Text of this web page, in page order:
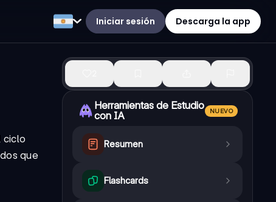
Iniciar sesión Descarga la app
ciclo
que
Herramientas de Estudio
con IA
NUEVO
Resumen
Flashcards